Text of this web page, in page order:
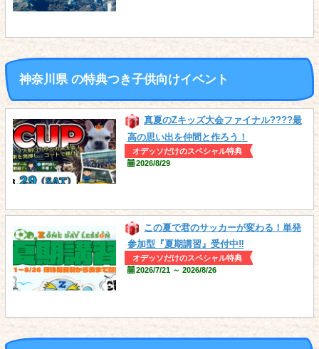
神奈川県 の特典つき子供向けイベント
真夏のZキッズ大会ファイナル????最
高の思い出を仲間と作ろう！
オデッソだけのスペシャル特典
2026/8/29
この夏で君のサッカーが変わる！単発
参加型『夏期講習』受付中‼
オデッソだけのスペシャル特典
2026/7/21 ～ 2026/8/26